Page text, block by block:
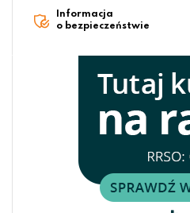
Informacja
o bezpieczeństwie